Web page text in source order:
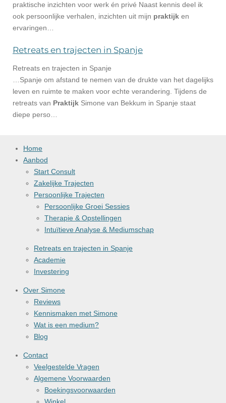
praktische inzichten voor werk én privé Naast kennis deel ik
ook persoonlijke verhalen, inzichten uit mijn praktijk en
ervaringen…
Retreats en trajecten in Spanje
Retreats en trajecten in Spanje
…Spanje om afstand te nemen van de drukte van het dagelijks
leven en ruimte te maken voor echte verandering. Tijdens de
retreats van Praktijk Simone van Bekkum in Spanje staat
diepe perso…
Home
Aanbod
Start Consult
Zakelijke Trajecten
Persoonlijke Trajecten
Persoonlijke Groei Sessies
Therapie & Opstellingen
Intuïtieve Analyse & Mediumschap
Retreats en trajecten in Spanje
Academie
Investering
Over Simone
Reviews
Kennismaken met Simone
Wat is een medium?
Blog
Contact
Veelgestelde Vragen
Algemene Voorwaarden
Boekingsvoorwaarden